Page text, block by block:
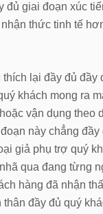
đủ giai đoạn xúc
thức tinh tế
thích lại đầy đủ đầy
khách mong ra
vận dụng theo
này chẳng đầy
giả phụ trợ quý
qua đang từng
hàng đã nhận
đầy đủ quý